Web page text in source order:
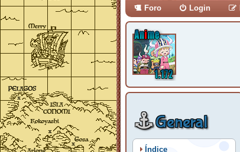
Foro Login
General
Índice